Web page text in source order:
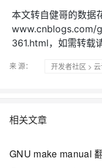
本文转自健哥的数据
www.cnblogs.com/
361.html，如需转载
来 源： 开发者社区 >
相关文章
GNU make manual